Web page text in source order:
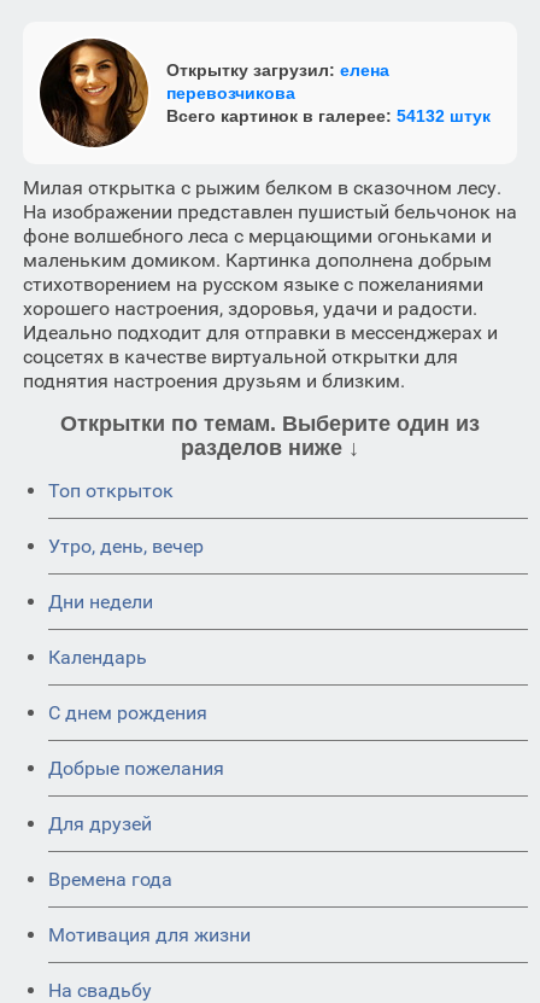
Открытку загрузил: елена
перевозчикова
Всего картинок в галерее: 54132 штук
Милая открытка с рыжим белком в сказочном лесу.
На изображении представлен пушистый бельчонок на
фоне волшебного леса с мерцающими огоньками и
маленьким домиком. Картинка дополнена добрым
стихотворением на русском языке с пожеланиями
хорошего настроения, здоровья, удачи и радости.
Идеально подходит для отправки в мессенджерах и
соцсетях в качестве виртуальной открытки для
поднятия настроения друзьям и близким.
Открытки по темам. Выберите один из
разделов ниже ↓
Топ открыток
Утро, день, вечер
Дни недели
Календарь
C днем рождения
Добрые пожелания
Для друзей
Времена года
Мотивация для жизни
На свадьбу